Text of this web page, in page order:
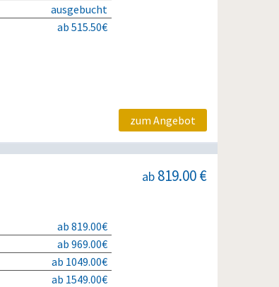
ausgebucht
ab 515.50€
zum Angebot
ab 819.00 €
ab 819.00€
ab 969.00€
ab 1049.00€
ab 1549.00€